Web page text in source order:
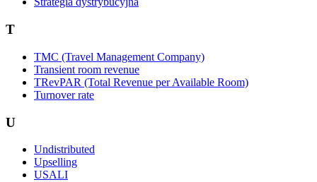
T
TMC (Travel Management Company)
Transient room revenue
TRevPAR (Total Revenue per Available Room)
Turnover rate
U
Undistributed
Upselling
USALI